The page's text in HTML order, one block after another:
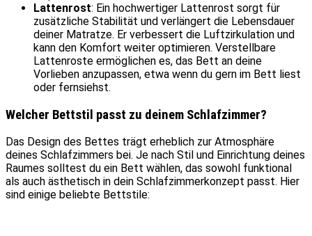
Lattenrost: Ein hochwertiger Lattenrost sorgt für
zusätzliche Stabilität und verlängert die Lebensdauer
deiner Matratze. Er verbessert die Luftzirkulation und
kann den Komfort weiter optimieren. Verstellbare
Lattenroste ermöglichen es, das Bett an deine
Vorlieben anzupassen, etwa wenn du gern im Bett liest
oder fernsiehst.
Welcher Bettstil passt zu deinem Schlafzimmer?
Das Design des Bettes trägt erheblich zur Atmosphäre
deines Schlafzimmers bei. Je nach Stil und Einrichtung deines
Raumes solltest du ein Bett wählen, das sowohl funktional
als auch ästhetisch in dein Schlafzimmerkonzept passt. Hier
sind einige beliebte Bettstile: